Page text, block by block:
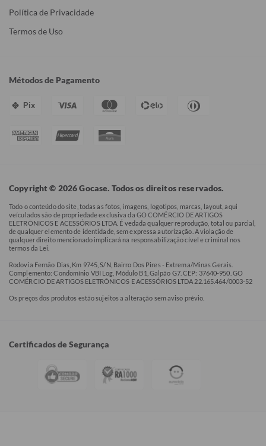
Política de Privacidade
Termos de Uso
Métodos de Pagamento
Pix
Copyright © 2026 Gocase. Todos os direitos reservados.
Todo o conteúdo do site, todas as fotos, imagens, logotipos, marcas, layout, aqui
veículados são de propriedade exclusiva da GO COMÉRCIO DE ARTIGOS
ELETRÔNICOS E ACESSÓRIOS LTDA. É vedada qualquer reprodução, total ou parcial,
de qualquer elemento de identidade, sem expressa autorização. A violação de
qualquer direito mencionado implicará na responsabilização cível e criminal nos
termos da Lei.
Rodovia Fernão Dias, Km 9745, S/N, Bairro Dos Pires - Extrema/Minas Gerais.
Complemento: Condomínio VBI Log, Módulo B1, Galpão G7. CEP: 37640-950. GO
COMÉRCIO DE ARTIGOS ELETRÔNICOS E ACESSÓRIOS LTDA 22.165.464/0003-52
Os preços dos produtos estão sujeitos a alteração sem aviso prévio.
Certificados de Segurança